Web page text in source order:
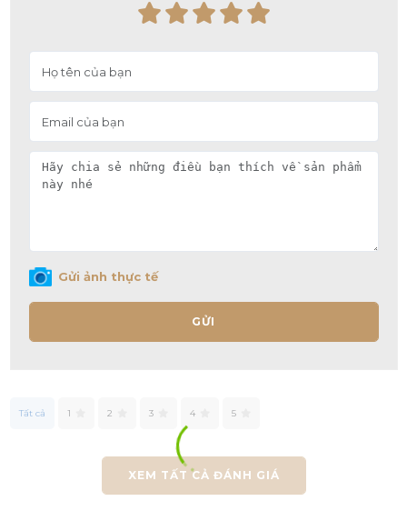
Gửi ảnh thực tế
GỬI
Tất cả 1 2 3 4 5
XEM TẤT CẢ ĐÁNH GIÁ